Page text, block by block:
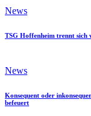
News
TSG Hoffenheim trennt sich
News
Konsequent oder
befeuert